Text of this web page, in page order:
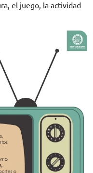
el juego, la actividad